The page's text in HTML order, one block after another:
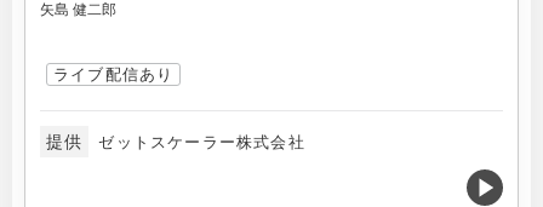
矢島 健二郎
ライブ配信あり
提供 ゼットスケーラー株式会社